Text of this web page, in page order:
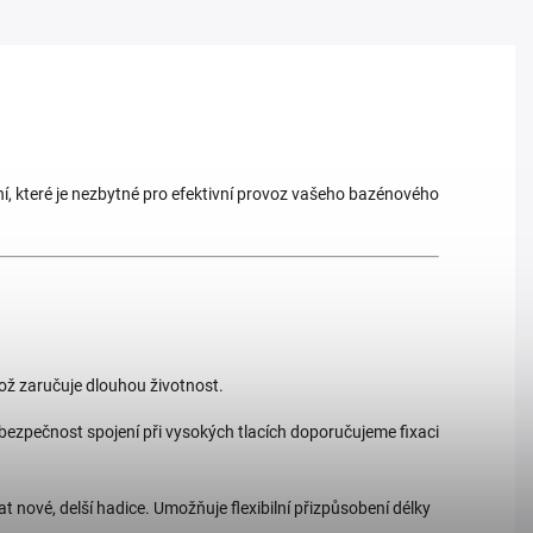
které je nezbytné pro efektivní provoz vašeho bazénového
zaručuje dlouhou životnost.
spojení při vysokých tlacích doporučujeme fixaci
delší hadice. Umožňuje flexibilní přizpůsobení délky